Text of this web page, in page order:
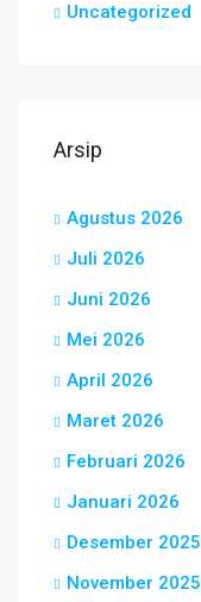
Uncategorized
Arsip
Agustus 2026
Juli 2026
Juni 2026
Mei 2026
April 2026
Maret 2026
Februari 2026
Januari 2026
Desember 2025
November 2025